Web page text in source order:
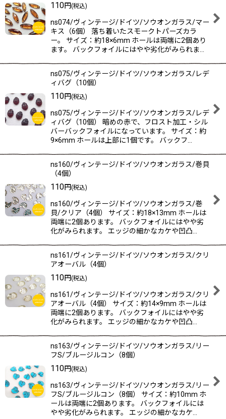
110円(税込)
ns074/ヴィンテージ/ドイツ/ソウオンガラス/マー
キス（6個） 落ち着いたスモークトパーズカラ
ー。 サイズ：約18×6mm ホールは両端に2個あり
ます。 バックフォイルにはやや劣化がみられま…
ns075/ヴィンテージ/ドイツ/ソウオンガラス/レデ
ィバグ（10個）
110円(税込)
ns075/ヴィンテージ/ドイツ/ソウオンガラス/レデ
ィバグ（10個） 暗めの赤で、フロスト加工・シル
バーバックフォイルになっています。 サイズ：約
9×6mm ホールは上部に1個です。 バックフ…
ns160/ヴィンテージ/ドイツ/ソウオンガラス/巻貝
（4個）
110円(税込)
ns160/ヴィンテージ/ドイツ/ソウオンガラス/巻
貝/クリア（4個） サイズ：約18×13mm ホールは
両端に2個あります。 バックフォイルにはやや劣
化がみられます。 エッジの細かなカケや凹凸…
ns161/ヴィンテージ/ドイツ/ソウオンガラス/クリ
アオーバル（4個）
110円(税込)
ns161/ヴィンテージ/ドイツ/ソウオンガラス/クリ
アオーバル（4個） サイズ：約14×9mm ホールは
両端に2個あります。 バックフォイルにはやや劣
化がみられます。 エッジの細かなカケや凹凸…
ns163/ヴィンテージ/ドイツ/ソウオンガラス/リー
フS/ブルージルコン（8個）
110円(税込)
ns163/ヴィンテージ/ドイツ/ソウオンガラス/リー
フS/ブルージルコン（8個） サイズ：約10mm ホ
ールは両端に2個あります。 バックフォイルには
やや劣化がみられます。 エッジの細かなカケ…